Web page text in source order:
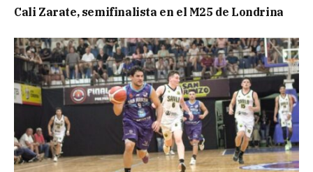
Cali Zarate, semifinalista en el M25 de Londrina